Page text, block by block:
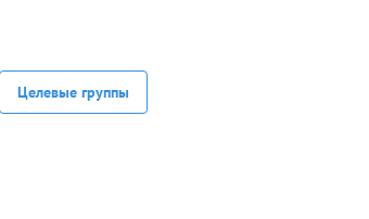
Целевые группы